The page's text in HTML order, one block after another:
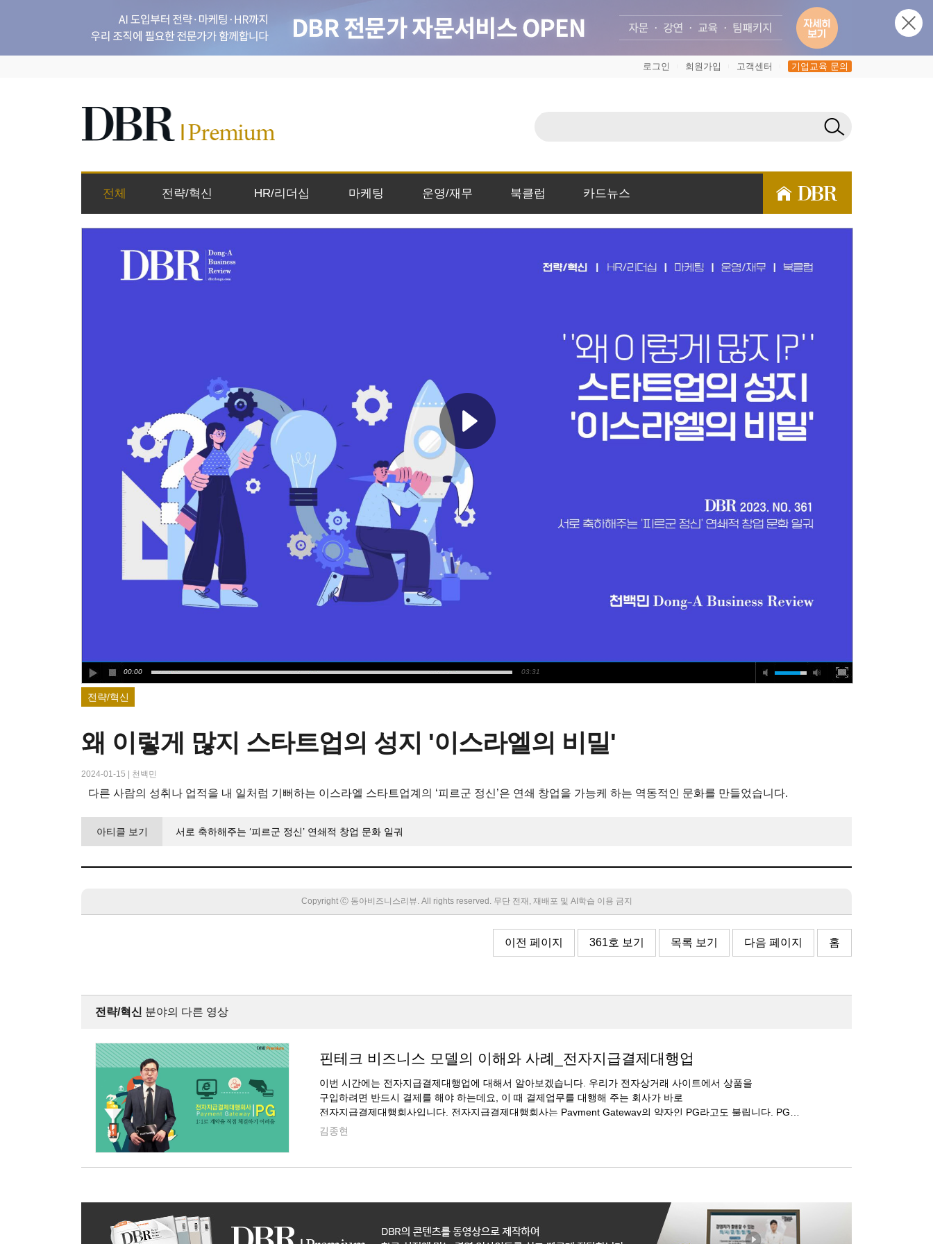
로그인 회원가입 고객센터 기업교육 문의
전체 전략/혁신 HR/리더십 마케팅 운영/재무 북클럽 카드뉴스
00:00 03:31
전략/혁신
왜 이렇게 많지 스타트업의 성지 '이스라엘의 비밀'
2024-01-15 | 천백민
다른 사람의 성취나 업적을 내 일처럼 기뻐하는 이스라엘 스타트업계의 ‘피르군 정신’은 연쇄 창업을 가능케 하는 역동적인 문화를 만들었습니다.
아티클 보기 서로 축하해주는 ‘피르군 정신’ 연쇄적 창업 문화 일궈
Copyright Ⓒ 동아비즈니스리뷰. All rights reserved. 무단 전재, 재배포 및 AI학습 이용 금지
이전 페이지 361호 보기 목록 보기 다음 페이지 홈
전략/혁신 분야의 다른 영상
핀테크 비즈니스 모델의 이해와 사례_전자지급결제대행업
이번 시간에는 전자지급결제대행업에 대해서 알아보겠습니다. 우리가 전자상거래 사이트에서 상품을
구입하려면 반드시 결제를 해야 하는데요, 이 때 결제업무를 대행해 주는 회사가 바로
전자지급결제대행회사입니다. 전자지급결제대행회사는 Payment Gateway의 약자인 PG라고도 불립니다. PG가
필요한 이유는 수많은 전자상거래 사이트들이 신용카드사와 같은 결..
김종현